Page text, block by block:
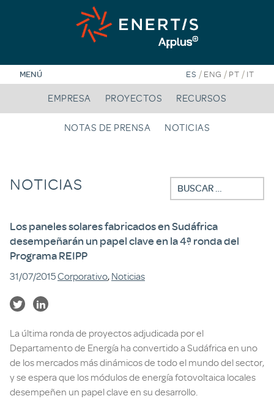
MENÚ ES / ENG / PT / IT
EMPRESA PROYECTOS RECURSOS
NOTAS DE PRENSA NOTICIAS
NOTICIAS Buscar:
Los paneles solares fabricados en Sudáfrica
desempeñarán un papel clave en la 4ª ronda del
Programa REIPP
31/07/2015Corporativo, Noticias
La última ronda de proyectos adjudicada por el
Departamento de Energía ha convertido a Sudáfrica en uno
de los mercados más dinámicos de todo el mundo del sector,
y se espera que los módulos de energía fotovoltaica locales
desempeñen un papel clave en su desarrollo.